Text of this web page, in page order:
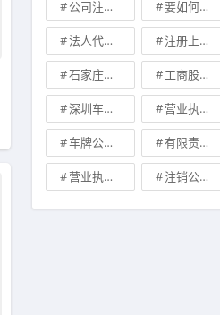
公司注册地址可不可以改 要如何注册成立家族公司
法人代表变更\ 注册上海公司
石家庄典当行转让 工商股权转让
深圳车牌可以转让吗？ 营业执照也能卖钱么
车牌公司转让，北京带车牌公司转让\ 有限责任公司的出资份额能继承吗
营业执照有效期是多久 注销公司收费\